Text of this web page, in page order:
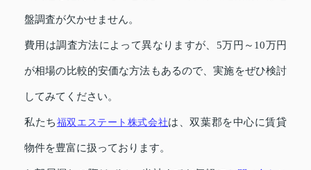
盤調査が欠かせません。
費用は調査方法によって異なりますが、5万円～10万円
が相場の比較的安価な方法もあるので、実施をぜひ検討
してみてください。
私たち福双エステート株式会社は、双葉郡を中心に賃貸
物件を豊富に扱っております。